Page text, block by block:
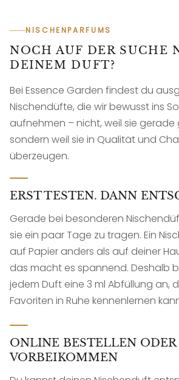
NISCHENPARFUMS
NOCH AUF DER SUCHE
DEINEM DUFT?
Bei Essence Garden findest du
Nischendüfte, die wir bewusst ins
aufnehmen – nicht, weil sie
sondern weil sie in Qualität und
überzeugen.
ERST TESTEN. DANN
Gerade bei besonderen
sie ein paar Tage zu tragen. Ein
auf Papier anders als auf deiner
das macht es spannend. Deshalb
jedem Duft eine 3 ml Abfüllung an,
Favoriten in Ruhe kennenlernen
ONLINE BESTELLEN
VORBEIKOMMEN